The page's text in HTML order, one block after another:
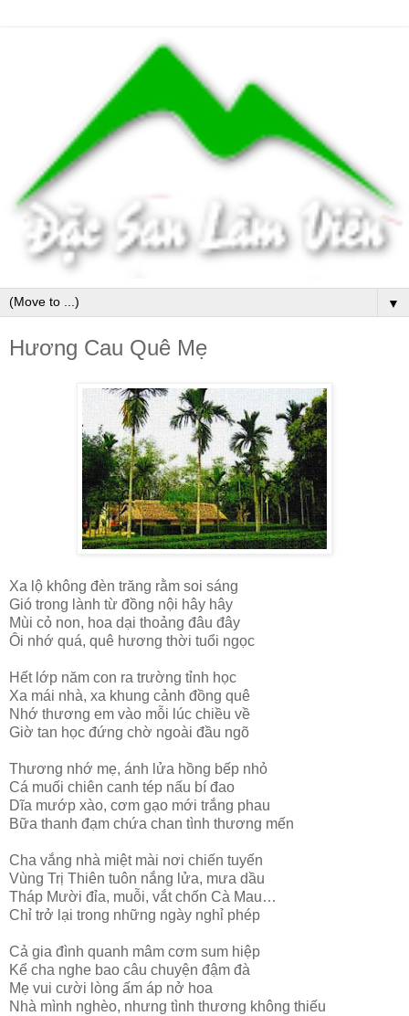
▼
Hương Cau Quê Mẹ
Xa lộ không đèn trăng rằm soi sáng
Gió trong lành từ đồng nội hây hây
Mùi cỏ non, hoa dại thoảng đâu đây
Ôi nhớ quá, quê hương thời tuổi ngọc
Hết lớp năm con ra trường tỉnh học
Xa mái nhà, xa khung cảnh đồng quê
Nhớ thương em vào mỗi lúc chiều về
Giờ tan học đứng chờ ngoài đầu ngõ
Thương nhớ mẹ, ánh lửa hồng bếp nhỏ
Cá muối chiên canh tép nấu bí đao
Dĩa mướp xào, cơm gạo mới trắng phau
Bữa thanh đạm chứa chan tình thương mến
Cha vắng nhà miệt mài nơi chiến tuyến
Vùng Trị Thiên tuôn nắng lửa, mưa dầu
Tháp Mười đỉa, muỗi, vắt chốn Cà Mau…
Chỉ trở lại trong những ngày nghỉ phép
Cả gia đình quanh mâm cơm sum hiệp
Kể cha nghe bao câu chuyện đậm đà
Mẹ vui cười lòng ấm áp nở hoa
Nhà mình nghèo, nhưng tình thương không thiếu